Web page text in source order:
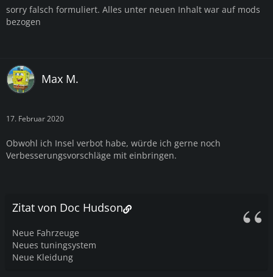
sorry falsch formuliert. Alles unter neuen Inhalt war auf mods
bezogen
Max M.
17. Februar 2020
Obwohl ich Insel verbot habe, würde ich gerne noch
Verbesserungsvorschläge mit einbringen.
Zitat von Doc Hudson
Neue Fahrzeuge
Neues tuningsystem
Neue Kleidung